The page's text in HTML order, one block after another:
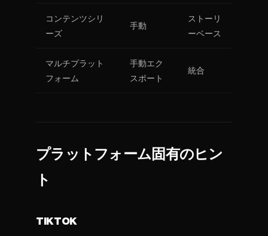
コンテンツシリ
ーズ
手動
ストーリ
ーベース
マルチプラット
フォーム
手動エク
スポート
統合
プラットフォーム固有のヒン
ト
TIKTOK